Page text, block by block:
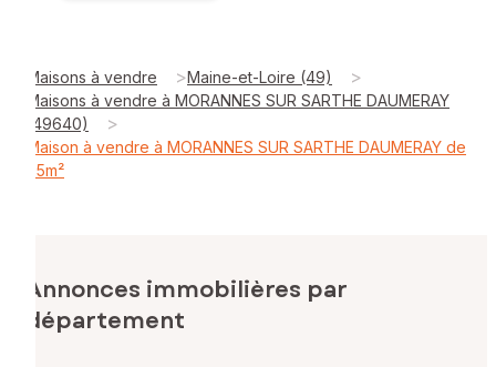
Maisons à vendre >Maine-et-Loire (49) >
Maisons à vendre à MORANNES SUR SARTHE DAUMERAY
(49640)
>
Maison à vendre à MORANNES SUR SARTHE DAUMERAY de
85m²
Annonces immobilières par
département